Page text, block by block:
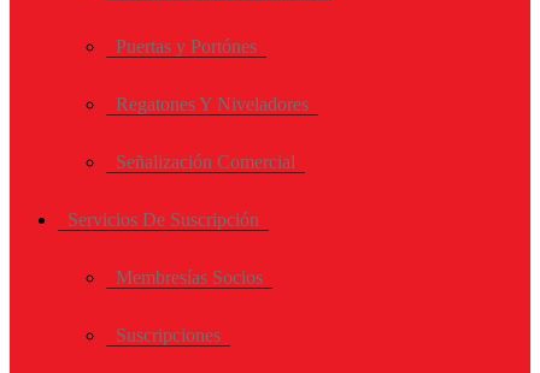
Puertas y Portónes
Regatones Y Niveladores
Señalización Comercial
Servicios De Suscripción
Membresías Socios
Suscripciones